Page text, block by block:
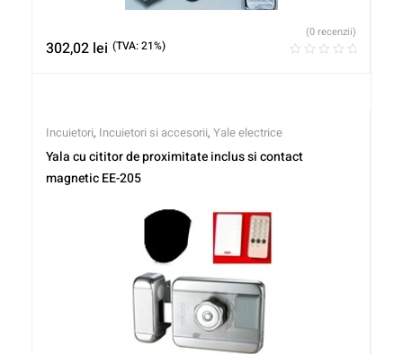
302,02 lei (TVA: 21%)
(0 recenzii)
Incuietori, Incuietori si accesorii, Yale electrice
Yala cu cititor de proximitate inclus si contact
magnetic EE-205